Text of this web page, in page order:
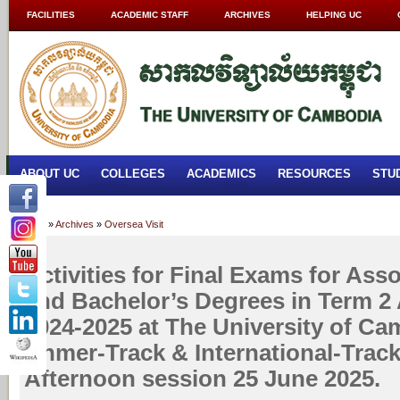
FACILITIES ACADEMIC STAFF ARCHIVES HELPING UC
ABOUT UC COLLEGES ACADEMICS RESOURCES
Home »Archives » Oversea Visit
Activities for Final Exams for
and Bachelor’s Degrees in Term 2
2024-2025 at The University of
Khmer-Track & International-
Afternoon session 25 June 2025.